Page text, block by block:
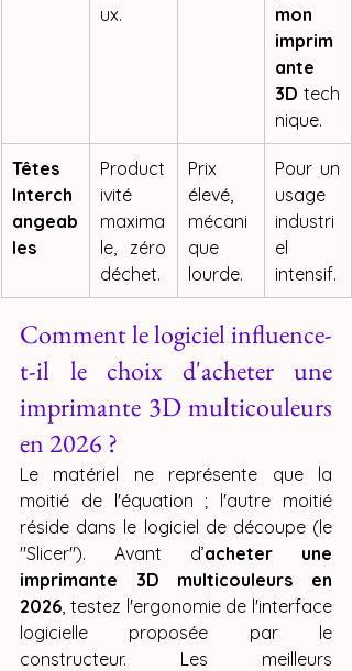
ux.
mon
imprim
ante
3D tech
nique.
Têtes
Interch
angeab
les
Product
ivité
maxima
le, zéro
déchet.
Prix
élevé,
mécani
que
lourde.
Pour un
usage
industri
el
intensif.
Comment le logiciel influence-
t-il le choix d'acheter une
imprimante 3D multicouleurs
en 2026 ?
Le matériel ne représente que la
moitié de l'équation ; l'autre moitié
réside dans le logiciel de découpe (le
"Slicer"). Avant d’acheter une
imprimante 3D multicouleurs en
2026 , testez l'ergonomie de l'interface
logicielle proposée par le
constructeur. Les meilleurs